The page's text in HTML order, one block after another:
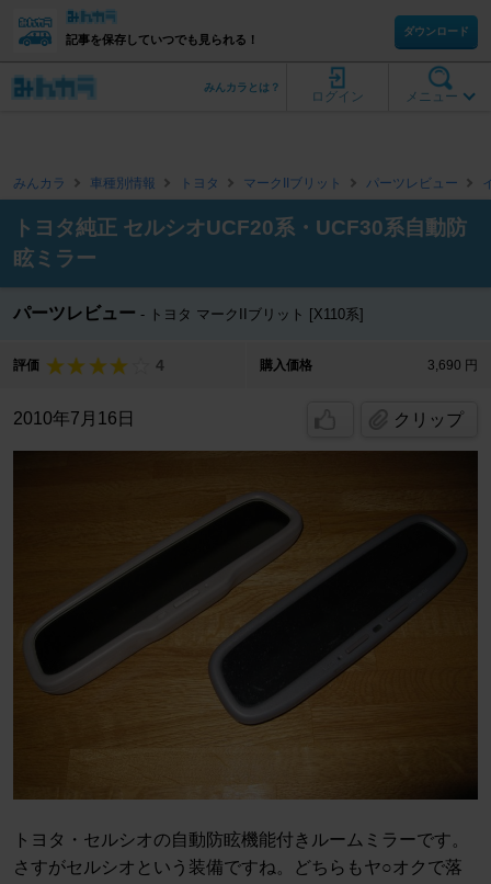
記事を保存していつでも見られる！
ダウンロード
メニュー
ログイン
みんカラとは？
みんカラ 車種別情報 トヨタ マークIIブリット パーツレビュー
トヨタ純正 セルシオUCF20系・UCF30系自動防
眩ミラー
パーツレビュー トヨタ マークIIブリット [X110系]
評価 4 購入価格 3,690 円
2010年7月16日 クリップ
トヨタ・セルシオの自動防眩機能付きルームミラーです。
さすがセルシオという装備ですね。どちらもヤ○オクで落